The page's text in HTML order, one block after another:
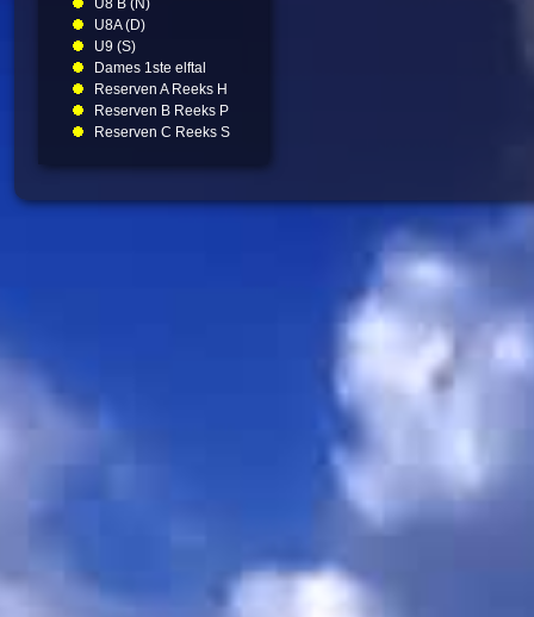
U8 B (N)
U8A (D)
U9 (S)
Dames 1ste elftal
Reserven A Reeks H
Reserven B Reeks P
Reserven C Reeks S